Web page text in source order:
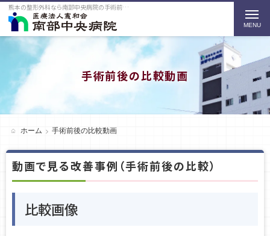
熊本の整形外科なら南部中央病院の手術前後の比較動画をご紹介
手術前後の比較動画
ホーム 手術前後の比較動画
動画で見る改善事例（手術前後の比較）
比較画像
t
o
g
i